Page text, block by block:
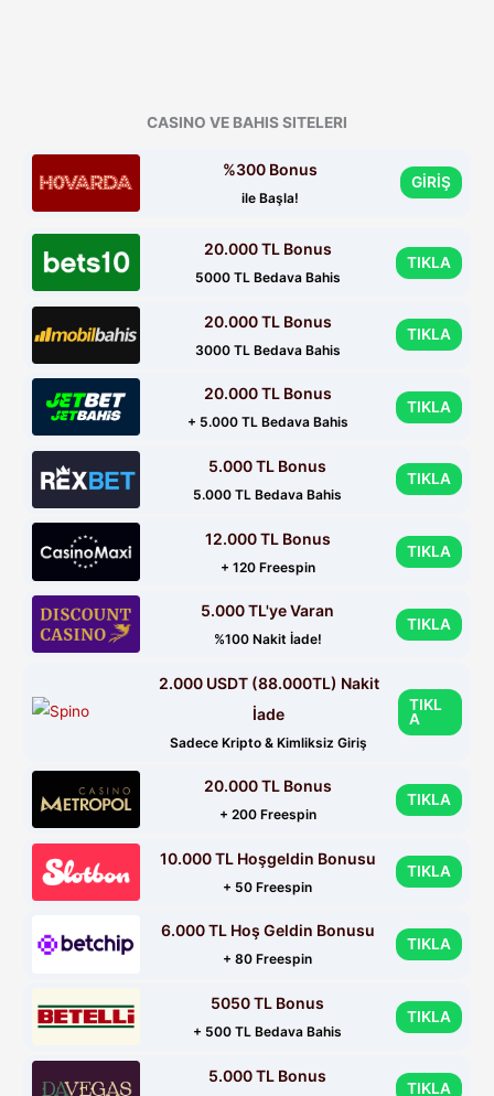
CASINO VE BAHIS SITELERI
%300 Bonus
ile Başla!
GİRİŞ
20.000 TL Bonus
5000 TL Bedava Bahis
TIKLA
20.000 TL Bonus
3000 TL Bedava Bahis
TIKLA
20.000 TL Bonus
+ 5.000 TL Bedava Bahis
TIKLA
5.000 TL Bonus
5.000 TL Bedava Bahis
TIKLA
12.000 TL Bonus
+ 120 Freespin
TIKLA
5.000 TL'ye Varan
%100 Nakit İade!
TIKLA
2.000 USDT (88.000TL) Nakit
İade
Sadece Kripto & Kimliksiz Giriş
TIKL
A
20.000 TL Bonus
+ 200 Freespin
TIKLA
10.000 TL Hoşgeldin Bonusu
+ 50 Freespin
TIKLA
6.000 TL Hoş Geldin Bonusu
+ 80 Freespin
TIKLA
5050 TL Bonus
+ 500 TL Bedava Bahis
TIKLA
5.000 TL Bonus
TIKLA